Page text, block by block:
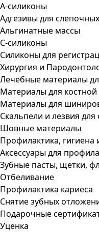
А-силиконы
Адгезивы для
Альгинатные массы
С-силиконы
Силиконы для
Хирургия и
Лечебные материалы
Материалы для костной
Материалы для
Скальпели и лезвия для
Шовные материалы
Профилактика, гигиена
Аксессуары для
Зубные пасты, щетки,
Отбеливание
Профилактика кариеса
Снятие зубных
Подарочные
Уценка